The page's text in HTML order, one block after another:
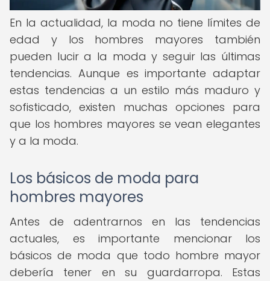
En la actualidad, la moda no tiene límites de
edad y los hombres mayores también
pueden lucir a la moda y seguir las últimas
tendencias. Aunque es importante adaptar
estas tendencias a un estilo más maduro y
sofisticado, existen muchas opciones para
que los hombres mayores se vean elegantes
y a la moda.
Los básicos de moda para
hombres mayores
Antes de adentrarnos en las tendencias
actuales, es importante mencionar los
básicos de moda que todo hombre mayor
debería tener en su guardarropa. Estas